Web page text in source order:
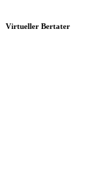
Virtueller Bertater